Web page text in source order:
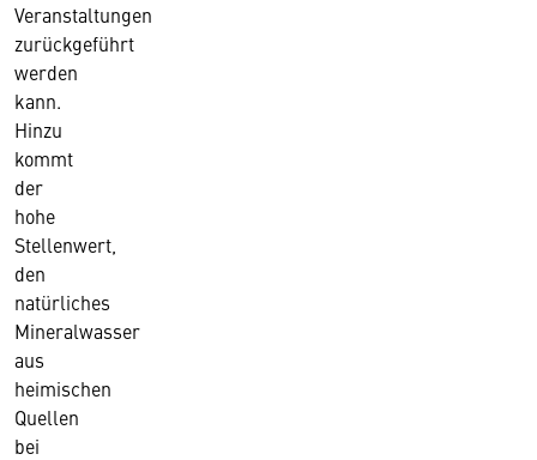
Veranstaltungen
zurückgeführt
werden
kann.
Hinzu
kommt
der
hohe
Stellenwert,
den
natürliches
Mineralwasser
aus
heimischen
Quellen
bei